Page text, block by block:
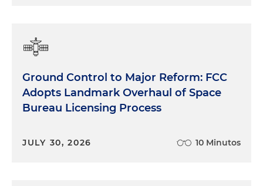
Ground Control to Major Reform: FCC
Adopts Landmark Overhaul of Space
Bureau Licensing Process
JULY 30, 2026 10 Minutos